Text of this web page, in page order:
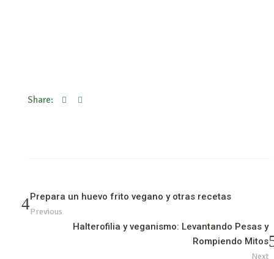
Share:
Prepara un huevo frito vegano y otras recetas
Previous
Halterofilia y veganismo: Levantando Pesas y
Rompiendo Mitos
Next